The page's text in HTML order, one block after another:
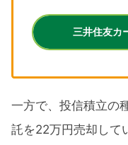
三井住友カ
一方で、投信積立の
託を22万円売却して